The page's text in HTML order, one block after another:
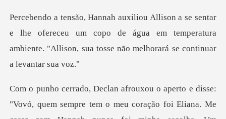
he ofereceu um copo de água em temperatura
ambiente. "Alliso
i Eliana. Me